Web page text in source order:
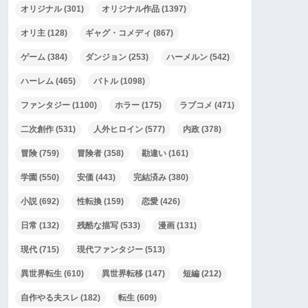
オリジナル(301) オリジナル作品 (1397)
オリ主 (128) ギャグ・コメディ (867)
ゲーム (384) ダンジョン (253) ハーメルン (542)
ハーレム (465) バトル(1098)
ファンタジー (1100) ホラー (175) ラブコメ (471)
二次創作 (531) 人外ヒロイン (577) 内政 (378)
冒険 (759) 冒険者 (358) 勘違い (161)
学園 (550) 安価 (443) 完結済み (380)
小説(692) 性転換 (159) 恋愛 (426)
日常 (132) 残酷な描写 (533) 漫画 (131)
現代 (715) 現代ファンタジー (513)
異世界転生 (610) 異世界転移 (147) 短編 (212)
自作やる夫スレ (182) 転生 (609)